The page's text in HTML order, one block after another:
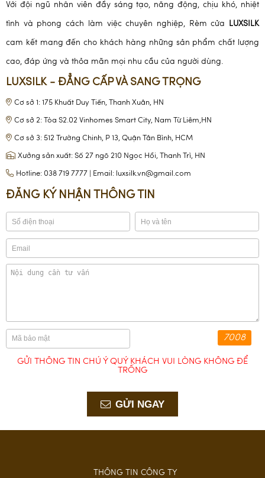
Với đội ngũ nhân viên đầy sáng tạo, năng động, chịu khó, nhiệt
tình và phong cách làm việc chuyên nghiệp, Rèm cửa LUXSILK
cam kết mang đến cho khách hàng những sản phẩm chất lượng
cao, đáp ứng và thỏa mãn mọi nhu cầu của người dùng.
LUXSILK - ĐẲNG CẤP VÀ SANG TRỌNG
Cơ sở 1: 175 Khuất Duy Tiến, Thanh Xuân, HN
Cơ sở 2: Tòa S2.02 Vinhomes Smart City, Nam Từ Liêm,HN
Cơ sở 3: 512 Trường Chinh, P 13, Quận Tân Bình, HCM
Xưởng sản xuất: Số 27 ngõ 210 Ngọc Hồi, Thanh Trì, HN
Hotline: 038 719 7777 | Email: luxsilk.vn@gmail.com
ĐĂNG KÝ NHẬN THÔNG TIN
7008
GỬI THÔNG TIN CHÚ Ý QUÝ KHÁCH VUI LÒNG KHÔNG ĐỂ
TRỐNG
GỬI NGAY
THÔNG TIN CÔNG TY